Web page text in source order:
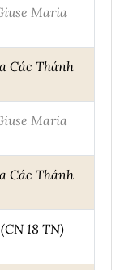
Maria
Các Thánh
Maria
Các Thánh
18 TN)